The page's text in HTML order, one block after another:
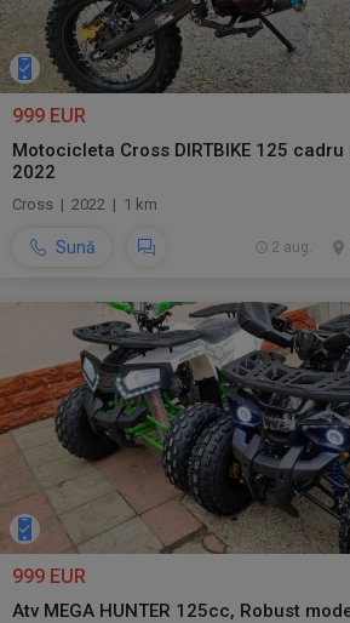
999 EUR
Motocicleta Cross DIRTBIKE 125
2022
Cross | 2022 | 1 km
Sună 2 aug.
999 EUR
Atv MEGA HUNTER 125cc, Robust